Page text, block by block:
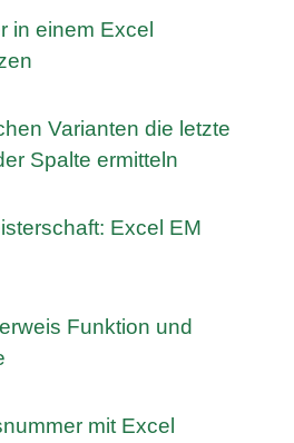
in einem Excel
Varianten die letzte
Spalte ermitteln
Excel EM
Funktion und
mit Excel